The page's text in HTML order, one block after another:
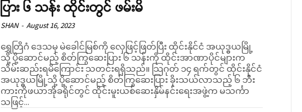
ပြား ၆ သန်း ထိုင်းတွင် ဖမ်းမိ
SHAN - August 16, 2023
ရွှေတြိဂံ ဒေသမှ မဲခေါင်မြစ်ကို လှေဖြင့်ဖြတ်ပြီး ထိုင်းနိုင်ငံ ​အယုဒ္ဓယမြို့
သို့ ပို့ဆောင်မည့် စိတ်ကြွဆေးပြား ၆ သန်းကို ထိုင်းအာဏာပိုင်များက
သိမ်းဆည်းရမိကြောင်း သတင်းရရှိသည်။ သြဂုတ် ၁၄ ရက်တွင် ထိုင်းနိုင်ငံ
အယုဒ္ဓယမြို့သို့ ပို့ဆောင်မည့် စိတ်ကြွဆေးပြား ခိုးသယ်လာသည့် ၆ ဘီး
ကားကိုဖယာအိုခရိုင်တွင် ထိုင်းမူးယစ်ဆေးနှိမ်နင်းရေးအဖွဲ့က မသင်္ကာ
သဖြင့်...